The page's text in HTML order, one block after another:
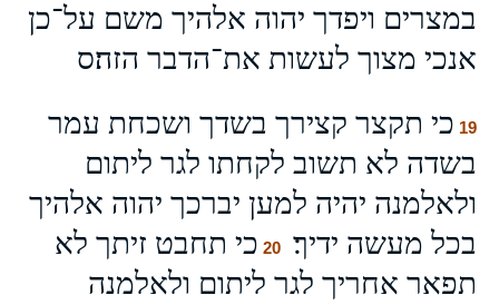
במצרים ויפדך יהוה אלהיך משם על־כן
אנכי מצוך לעשות את־הדבר הזה׃ס
19 כי תקצר קצירך בשדך ושכחת עמר
בשדה לא תשוב לקחתו לגר ליתום
ולאלמנה יהיה למען יברכך יהוה אלהיך
בכל מעשה ידיך׃
20 כי תחבט זיתך לא
תפאר אחריך לגר ליתום ולאלמנה